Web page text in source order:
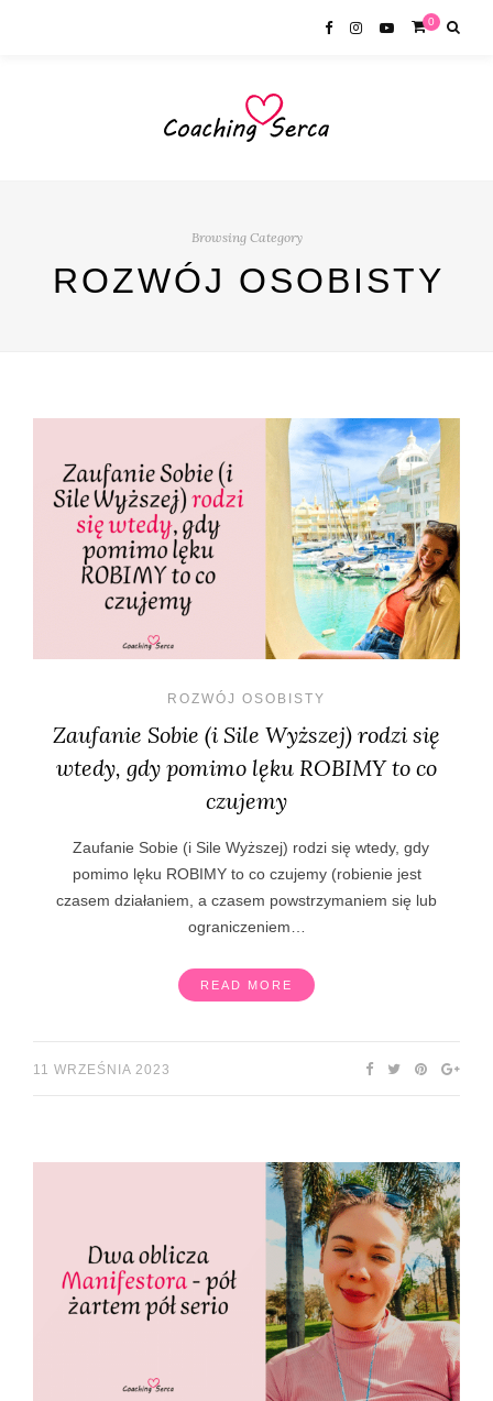
0
Browsing Category
ROZWÓJ OSOBISTY
ROZWÓJ OSOBISTY
Zaufanie Sobie (i Sile Wyższej) rodzi się
wtedy, gdy pomimo lęku ROBIMY to co
czujemy
Zaufanie Sobie (i Sile Wyższej) rodzi się wtedy, gdy
pomimo lęku ROBIMY to co czujemy (robienie jest
czasem działaniem, a czasem powstrzymaniem się lub
ograniczeniem…
READ MORE
11 WRZEŚNIA 2023